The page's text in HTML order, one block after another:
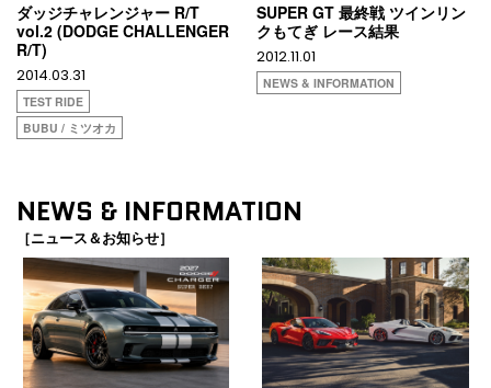
ダッジチャレンジャー R/T
vol.2 (DODGE CHALLENGER
R/T)
2014.03.31
TEST RIDE
BUBU / ミツオカ
SUPER GT 最終戦 ツインリン
クもてぎ レース結果
2012.11.01
NEWS & INFORMATION
NEWS & INFORMATION
［ニュース＆お知らせ］